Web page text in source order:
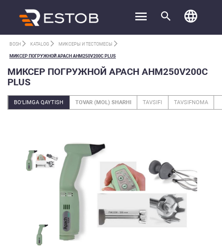
BOSH KATALOG МИКСЕРЫ И ТЕСТОМЕСЫ
МИКСЕР ПОГРУЖНОЙ APACH AHM250V200C PLUS
МИКСЕР ПОГРУЖНОЙ APACH AHM250V200C
PLUS
BO‘LIMGA QAYTISH TOVAR (MOL) SHARHI TAVSIFI TAVSIFNOMA